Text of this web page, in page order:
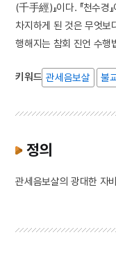
(千手經)』이다. 『천수경
차지하게 된 것은 무엇보
행해지는 참회 진언 수행
키워드 관세음보살 불
정의
관세음보살의 광대한 자